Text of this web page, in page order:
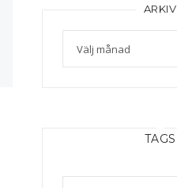
ARKIV
TAGS